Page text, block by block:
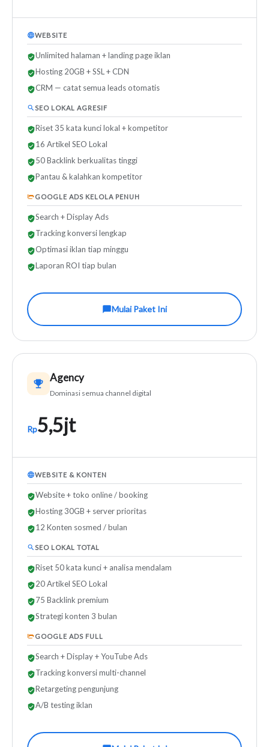
WEBSITE
Unlimited halaman + landing page iklan
Hosting 20GB + SSL + CDN
CRM — catat semua leads otomatis
SEO LOKAL AGRESIF
Riset 35 kata kunci lokal + kompetitor
16 Artikel SEO Lokal
50 Backlink berkualitas tinggi
Pantau & kalahkan kompetitor
GOOGLE ADS KELOLA PENUH
Search + Display Ads
Tracking konversi lengkap
Optimasi iklan tiap minggu
Laporan ROI tiap bulan
Mulai Paket Ini
Agency
Dominasi semua channel digital
Rp5,5jt
WEBSITE & KONTEN
Website + toko online / booking
Hosting 30GB + server prioritas
12 Konten sosmed / bulan
SEO LOKAL TOTAL
Riset 50 kata kunci + analisa mendalam
20 Artikel SEO Lokal
75 Backlink premium
Strategi konten 3 bulan
GOOGLE ADS FULL
Search + Display + YouTube Ads
Tracking konversi multi-channel
Retargeting pengunjung
A/B testing iklan